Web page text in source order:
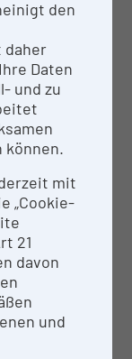
Universität
Angehörige
von
für
In
von
xrc/ang
den
daher
Daten
und zu
können.
mit
„Cookie-
21
davon
und